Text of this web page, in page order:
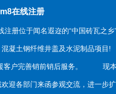
在线注册
位于闻名遐迩的“中国砖瓦之乡
混凝土钢纤维井盖及水泥制品项
客户完善销前销后服务。 现本
欢迎各部门来函参观交流，进一